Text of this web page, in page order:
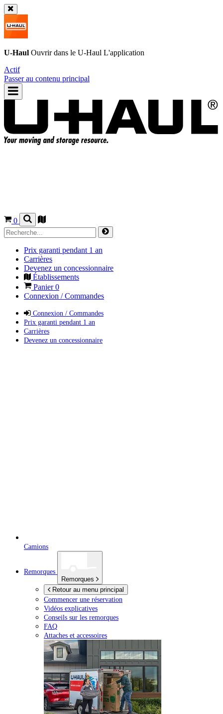
U-Haul Ouvrir dans le U-Haul L'application
Actif
Passer au contenu principal
0
Prix garanti pendant 1 an
Carrières
Devenez un concessionnaire
Établissements
Panier0
Connexion / Commandes
Connexion / Commandes
Prix garanti pendant 1 an
Carrières
Devenez un concessionnaire
Camions
Remorques
Remorques
Retour au menu principal
Commencer une réservation
Vidéos explicatives
Conseils sur les remorques
FAQ
Attaches et accessoires